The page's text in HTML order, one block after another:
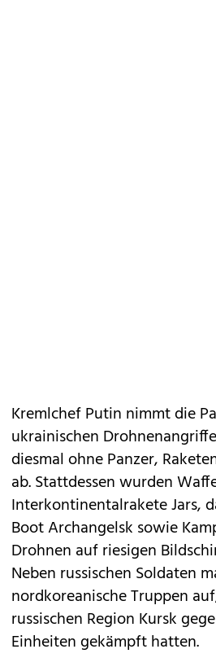
Kremlchef Putin nimmt die
ukrainischen
diesmal ohne Panzer,
ab. Stattdessen wurden
Interkontinentalrakete Jars,
Boot Archangelsk sowie
Drohnen auf riesigen
Neben russischen Soldaten
nordkoreanische Truppen
russischen Region Kursk
Einheiten gekämpft hatten.